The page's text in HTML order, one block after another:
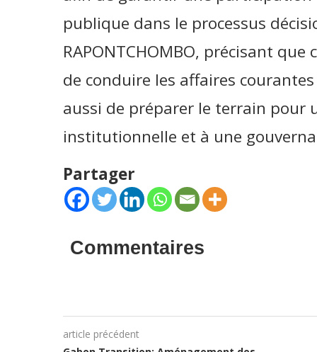
publique dans le processus
RAPONTCHOMBO, précisant
de conduire les affaires
aussi de préparer le terrain pour
institutionnelle et à une
Partager
Commentaires
article précédent